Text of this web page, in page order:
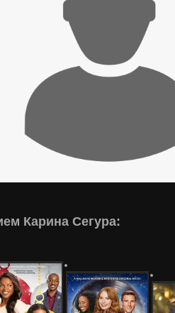
Карина Сегура: